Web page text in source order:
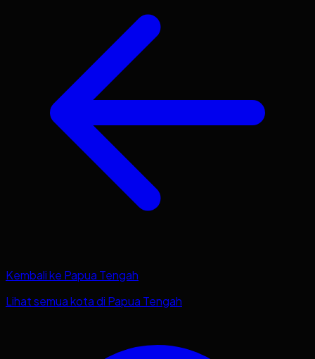
Kembali ke Papua Tengah
Lihat semua kota di Papua Tengah